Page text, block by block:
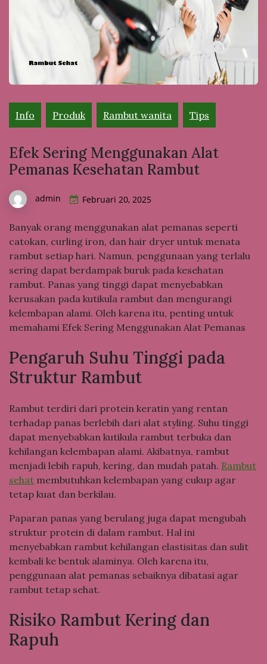
Info Produk Rambut wanita Tips
Efek Sering Menggunakan Alat
Pemanas Kesehatan Rambut
admin Februari 20, 2025
Banyak orang menggunakan alat pemanas seperti
catokan, curling iron, dan hair dryer untuk menata
rambut setiap hari. Namun, penggunaan yang terlalu
sering dapat berdampak buruk pada kesehatan
rambut. Panas yang tinggi dapat menyebabkan
kerusakan pada kutikula rambut dan mengurangi
kelembapan alami. Oleh karena itu, penting untuk
memahami Efek Sering Menggunakan Alat Pemanas
Pengaruh Suhu Tinggi pada
Struktur Rambut
Rambut terdiri dari protein keratin yang rentan
terhadap panas berlebih dari alat styling. Suhu tinggi
dapat menyebabkan kutikula rambut terbuka dan
kehilangan kelembapan alami. Akibatnya, rambut
menjadi lebih rapuh, kering, dan mudah patah. Rambut
sehat membutuhkan kelembapan yang cukup agar
tetap kuat dan berkilau.
Paparan panas yang berulang juga dapat mengubah
struktur protein di dalam rambut. Hal ini
menyebabkan rambut kehilangan elastisitas dan sulit
kembali ke bentuk alaminya. Oleh karena itu,
penggunaan alat pemanas sebaiknya dibatasi agar
rambut tetap sehat.
Risiko Rambut Kering dan
Rapuh